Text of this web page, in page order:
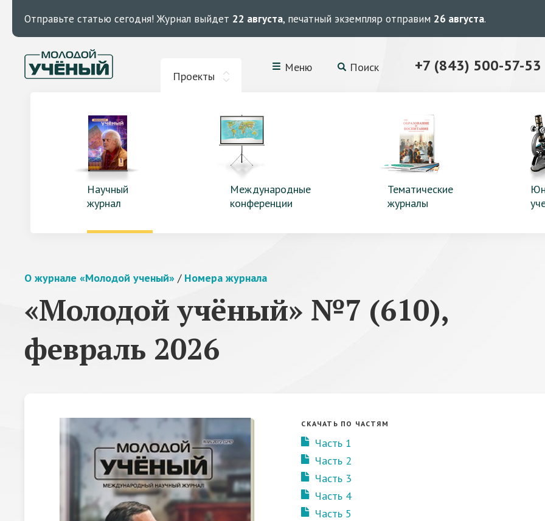
Отправьте статью сегодня! Журнал выйдет 22 августа, печатный экземпляр отправим 26 августа.
Проекты
Меню Поиск +7 (843) 500-57-53
Научный
журнал
Международные
конференции
Тематические
журналы
О журнале «Молодой ученый» / Номера журнала
«Молодой учёный» №7 (610),
февраль 2026
СКАЧАТЬ ПО ЧАСТЯМ
Часть 1
Часть 2
Часть 3
Часть 4
Часть 5